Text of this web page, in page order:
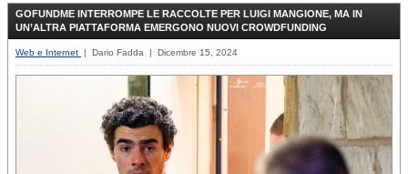
GOFUNDME INTERROMPE LE RACCOLTE PER LUIGI MANGIONE, MA IN
UN’ALTRA PIATTAFORMA EMERGONO NUOVI CROWDFUNDING
Web e Internet | Dario Fadda | Dicembre 15, 2024